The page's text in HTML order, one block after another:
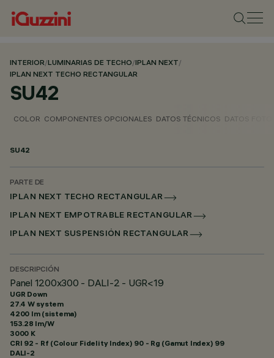
INTERIOR/LUMINARIAS DE TECHO/IPLAN NEXT/
IPLAN NEXT TECHO RECTANGULAR
SU42
COLOR COMPONENTES OPCIONALES DATOS TÉCNICOS DATOS
SU42
PARTE DE
IPLAN NEXT TECHO RECTANGULAR
IPLAN NEXT EMPOTRABLE RECTANGULAR
IPLAN NEXT SUSPENSIÓN RECTANGULAR
DESCRIPCIÓN
Panel 1200x300 - DALI-2 - UGR<19
UGR Down
27.4 W system
4200 lm (sistema)
153.28 lm/W
3000 K
CRI 92 - Rf (Colour Fidelity Index) 90 - Rg (Gamut Index) 99
DALI-2